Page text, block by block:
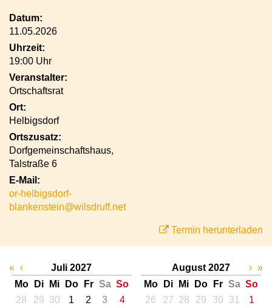
Datum:
11.05.2026
Uhrzeit:
19:00 Uhr
Veranstalter:
Ortschaftsrat
Ort:
Helbigsdorf
Ortszusatz:
Dorfgemeinschaftshaus,
Talstraße 6
E-Mail:
or-helbigsdorf-
blankenstein@wilsdruff.net
Termin herunterladen
« ‹
Juli 2027
Mo
Di Mi Do Fr Sa So
28
29 30 1 2 3
4
August 2027
Mo
Di Mi Do Fr Sa So
26
27 28 29 30 31
1
› »